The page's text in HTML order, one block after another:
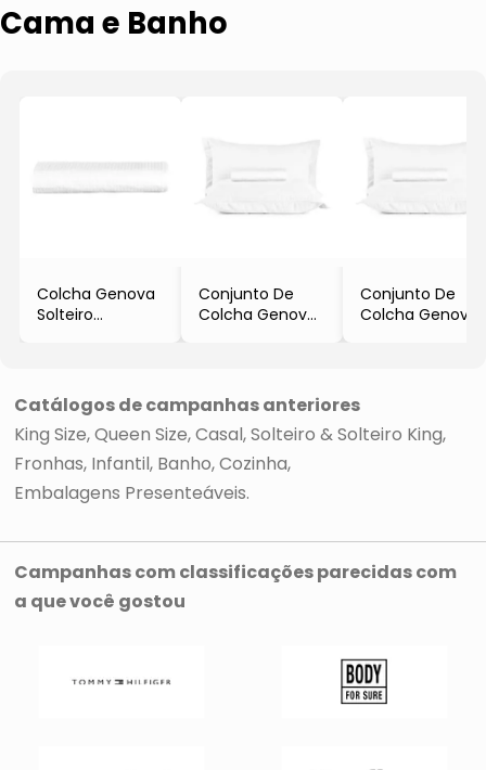
Cama e Banho
Colcha Genova
Solteiro
Conjunto De
Colcha Genova
- Teka
Conjunto De
Colcha Genova
Catálogos de campanhas anteriores
King Size Queen Size Casal Solteiro & Solteiro King
Fronhas Infantil Banho Cozinha
Embalagens Presenteáveis
Campanhas com classificações parecidas com
a que você gostou